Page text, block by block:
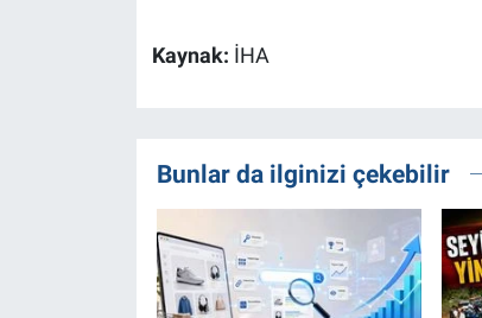
Kaynak: İHA
Bunlar da ilginizi çekebilir